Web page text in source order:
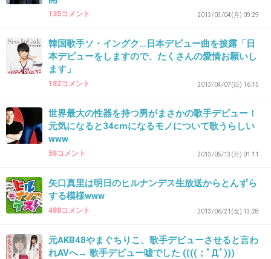
37. 匿名2013/09/21(土) 00:17:03
＞＞１７
ことななママって、つくれぽはたけさんだけだ
から、
関係者かな
それにしても、はたけさん可愛いね！
最近はキッチンツールが増えてきました
ってのもほのぼの！
135コメント 2013/03/04(月) 09:29
韓国歌手ソ・イングク…日本デビュー曲を披露「日
本デビューをしますので、たくさんの愛情お願いし
ます」
182コメント 2013/04/07(日) 16:15
世界最大の性器を持つ男がまさかの歌手デビュー！
元気になると34cmになるモノについて歌うらしい
www
58コメント 2013/05/13(月) 01:11
矢口真里は明日のヒルナンデス生放送からとんずら
する模様www
488コメント 2013/06/21(金) 13:28
元AKB48やまぐちりこ、歌手デビューさせると言わ
れAVへ→ 歌手デビュー嘘でした ((((；ﾟДﾟ)))